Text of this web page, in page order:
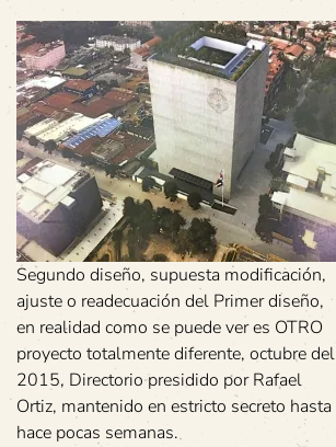
Segundo diseño, supuesta modificación,
ajuste o readecuación del Primer diseño,
en realidad como se puede ver es OTRO
proyecto totalmente diferente, octubre del
2015, Directorio presidido por Rafael
Ortiz, mantenido en estricto secreto hasta
hace pocas semanas.